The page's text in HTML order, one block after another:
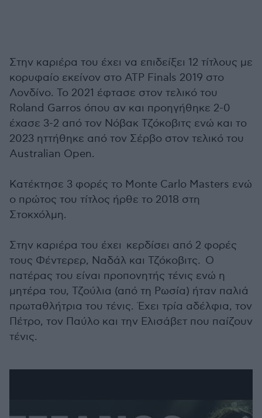
Στην καριέρα του έχει να επιδείξει 12 τίτλους με
κορυφαίο εκείνον στο ATP Finals 2019 στο
Λονδίνο. Το 2021 έφτασε στον τελικό του
Roland Garros όπου αν και προηγήθηκε 2-0
έχασε 3-2 από τον Νόβακ Τζόκοβιτς ενώ και το
2023 ηττήθηκε από τον Σέρβο στον τελικό του
Australian Open.
Κατέκτησε 3 φορές το Monte Carlo Masters ενώ
ο πρώτος του τίτλος ήρθε το 2018 στη
Στοκχόλμη.
Στην καριέρα του έχει κερδίσει από 2 φορές
τους Φέντερερ, Ναδάλ και Τζόκοβιτς. Ο
πατέρας του είναι προπονητής τένις ενώ η
μητέρα του, Τζούλια (από τη Ρωσία) ήταν παλιά
πρωταθλήτρια του τένις. Έχει τρία αδέλφια, τον
Πέτρο, τον Παύλο και την Ελισάβετ που παίζουν
τένις.